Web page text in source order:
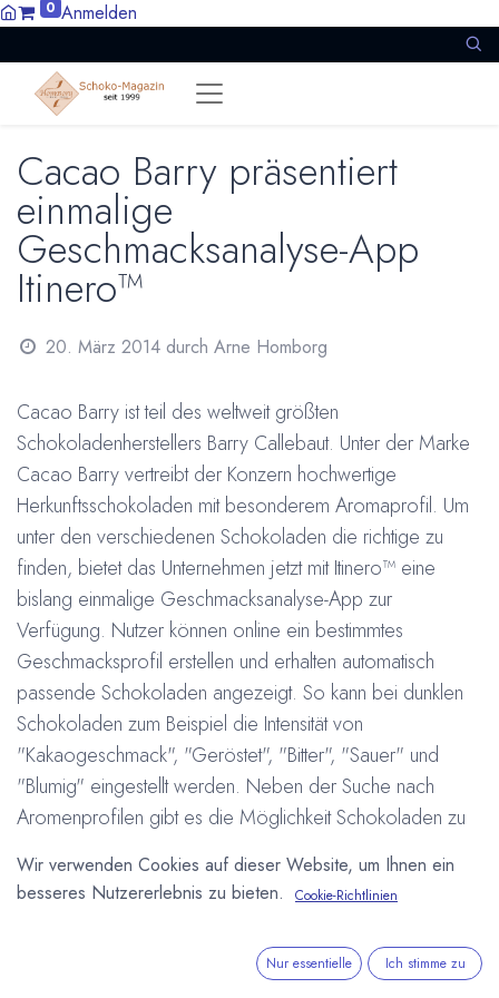
0 Anmelden
Cacao Barry präsentiert
einmalige
Geschmacksanalyse-App
Itinero™
20. März 2014 durch Arne Homborg
Cacao Barry ist teil des weltweit größten
Schokoladenherstellers Barry Callebaut. Unter der Marke
Cacao Barry vertreibt der Konzern hochwertige
Herkunftsschokoladen mit besonderem Aromaprofil. Um
unter den verschiedenen Schokoladen die richtige zu
finden, bietet das Unternehmen jetzt mit Itinero™ eine
bislang einmalige Geschmacksanalyse-App zur
Verfügung. Nutzer können online ein bestimmtes
Geschmacksprofil erstellen und erhalten automatisch
passende Schokoladen angezeigt. So kann bei dunklen
Schokoladen zum Beispiel die Intensität von
"Kakaogeschmack", "Geröstet", "Bitter", "Sauer" und
"Blumig" eingestellt werden. Neben der Suche nach
Aromenprofilen gibt es die Möglichkeit Schokoladen zu
suchen, die optimal zu bestimmten Zutaten passen. Von
verschiedenen Kaffee und Teesorten über verschiedene
Nüsse bis hin zu zahlreichen Gewürzen werden
Empfehlungen über die optimale Schokolade gemacht.
Die neue Geschmacksanalyse-App findet man online
Wir verwenden Cookies auf dieser Website, um Ihnen ein
besseres Nutzererlebnis zu bieten.
Cookie-Richtlinien
Nur essentielle Ich stimme zu